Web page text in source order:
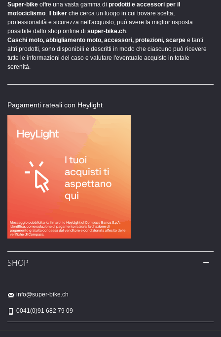
Super-bike offre una vasta gamma di prodotti e accessori per il
motociclismo. Il biker che cerca un luogo in cui trovare scelta,
professionalità e sicurezza nell'acquisto, può avere la miglior risposta
possibile dallo shop online di super-bike.ch.
Caschi moto, abbigliamento moto, accessori, protezioni, scarpe e tanti
altri prodotti, sono disponibili e descritti in modo che ciascuno può ricevere
tutte le informazioni del caso e valutare l'eventuale acquisto in totale
serenità.
Pagamenti rateali con Heylight
SHOP
info@super-bike.ch
0041(0)91 682 79 09